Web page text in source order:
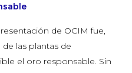
de OCIM fue,
las plantas de
el oro responsable. Sin